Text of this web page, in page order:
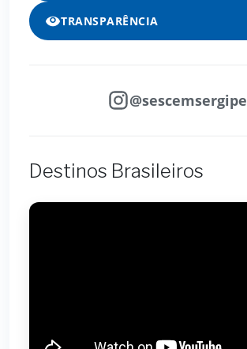
TRANSPARÊNCIA
@sescemsergipe
Destinos Brasileiros